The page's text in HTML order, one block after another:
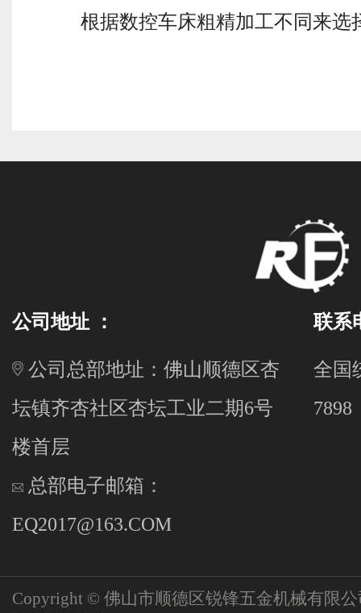
根据数控车床粗精加工不同来
公司地址 ：
公司总部地址：佛山顺德区杏
坛镇齐杏社区杏坛工业二期6号
楼首层
总部电子邮箱：
EQ2017@163.COM
联系
全国
7898
Copyright © 佛山市顺德区锐锋五金机械有限